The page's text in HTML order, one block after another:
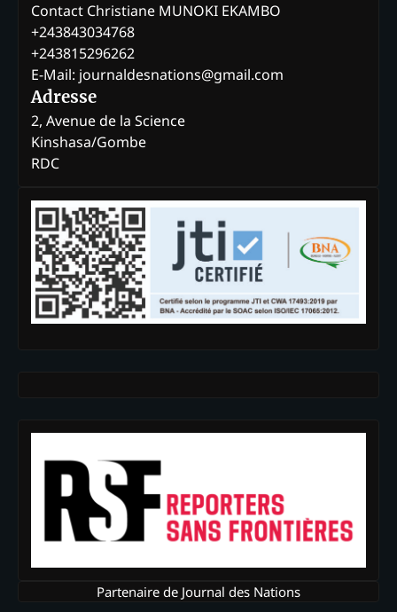
Contact Christiane MUNOKI EKAMBO
+243843034768
+243815296262
E-Mail: journaldesnations@gmail.com
Adresse
2, Avenue de la Science
Kinshasa/Gombe
RDC
Partenaire de Journal des Nations